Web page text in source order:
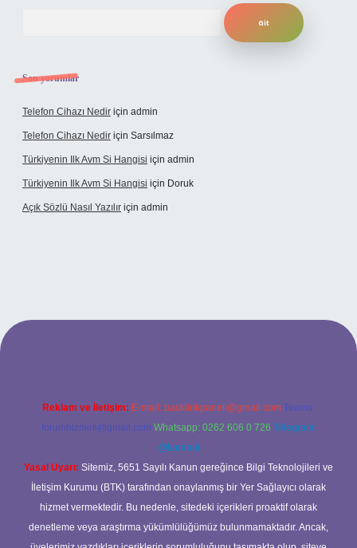
Son yorumlar
Telefon Cihazı Nedir için admin
Telefon Cihazı Nedir için Sarsılmaz
Türkiyenin Ilk Avm Si Hangisi için admin
Türkiyenin Ilk Avm Si Hangisi için Doruk
Açık Sözlü Nasıl Yazılır için admin
Reklam ve İletişim: E-mail: backlinkpaneli@gmail.com Teams:
forumhizmeti@gmail.com Whatsapp: 0262 606 0 726 Telegram:
@karabul
Yasal Uyarı: Sitemiz, 5651 Sayılı Kanun gereğince Bilgi Teknolojileri ve
İletişim Kurumu (BTK) tarafından onaylanmış bir Yer Sağlayıcı olarak
hizmet vermektedir. Bu nedenle, sitedeki içerikleri proaktif olarak
denetleme veya araştırma yükümlülüğümüz bulunmamaktadır. Ancak,